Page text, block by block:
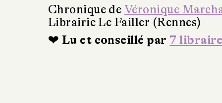
Chronique de Véronique
Librairie Le Failler (Rennes)
❤ Lu et conseillé par 7